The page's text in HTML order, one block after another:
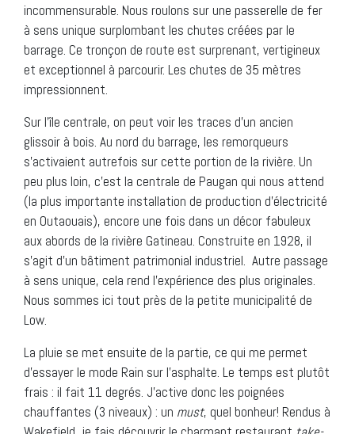
incommensurable. Nous roulons sur une passerelle de fer
à sens unique surplombant les chutes créées par le
barrage. Ce tronçon de route est surprenant, vertigineux
et exceptionnel à parcourir. Les chutes de 35 mètres
impressionnent.
Sur l’île centrale, on peut voir les traces d’un ancien
glissoir à bois. Au nord du barrage, les remorqueurs
s’activaient autrefois sur cette portion de la rivière. Un
peu plus loin, c’est la centrale de Paugan qui nous attend
(la plus importante installation de production d’électricité
en Outaouais), encore une fois dans un décor fabuleux
aux abords de la rivière Gatineau. Construite en 1928, il
s’agit d’un bâtiment patrimonial industriel. Autre passage
à sens unique, cela rend l’expérience des plus originales.
Nous sommes ici tout près de la petite municipalité de
Low.
La pluie se met ensuite de la partie, ce qui me permet
d’essayer le mode Rain sur l’asphalte. Le temps est plutôt
frais : il fait 11 degrés. J’active donc les poignées
chauffantes (3 niveaux) : un must, quel bonheur! Rendus à